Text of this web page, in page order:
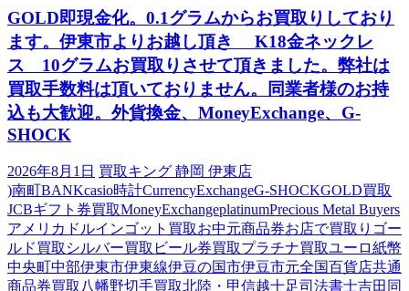
GOLD即現金化。0.1グラムからお買取りしており
ます。伊東市よりお越し頂き K18金ネックレ
ス 10グラムお買取りさせて頂きました。弊社は
買取手数料は頂いておりません。同業者様のお持
込も大歓迎。外貨換金、MoneyExchange、G-
SHOCK
2026年8月1日 買取キング 静岡 伊東店
)南町BANKcasio時計CurrencyExchangeG-SHOCKGOLD買取
JCBギフト券買取MoneyExchangeplatinumPrecious Metal Buyers
アメリカドルインゴット買取お中元商品券お店で買取り ゴー
ルド買取 シルバー買取 ビール券買取プラチナ買取ユーロ紙幣
中央町中部伊東市伊東線伊豆の国市伊豆市元全国百貨店共通
商品券買取 八幡野切手買取北陸・甲信越十足司法書士吉田 同